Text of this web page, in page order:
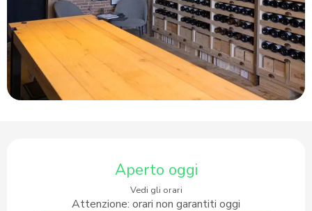
Aperto oggi
Vedi gli orari
Attenzione: orari non garantiti oggi